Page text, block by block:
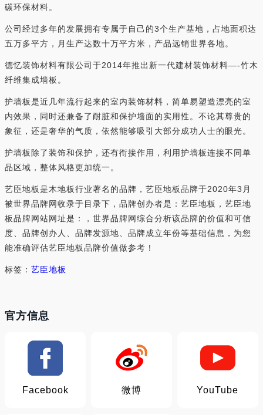
碳环保材料。
公司经过多年的发展拥有专属于自己的3个生产基地，占地面积达
五万多平方，月生产达数十万平方米，产品远销世界各地。
德忆装饰材料有限公司于2014年推出新一代建材装饰材料—-竹木
纤维集成墙板。
护墙板是近几年流行起来的室内装饰材料，简单易塑造漂亮的室
内效果，同时还兼备了耐脏和保护墙面的实用性。不论其尊贵的
象征，还是奢华的气质，依然能够吸引大部分成功人士的眼光。
护墙板除了装饰和保护，还有衔接作用，利用护墙板连接不同单
品区域，整体风格更加统一。
艺臣地板是木地板行业著名的品牌，艺臣地板品牌于2020年3月
被世界品牌网收录于目录下，品牌创办者是：艺臣地板，艺臣地
板品牌网站网址是：，世界品牌网综合分析该品牌的价值和可信
度、品牌创办人、品牌发源地、品牌成立年份等基础信息，为您
能准确评估艺臣地板品牌价值做参考！
标签： 艺臣地板
官方信息
Facebook 微博 YouTube